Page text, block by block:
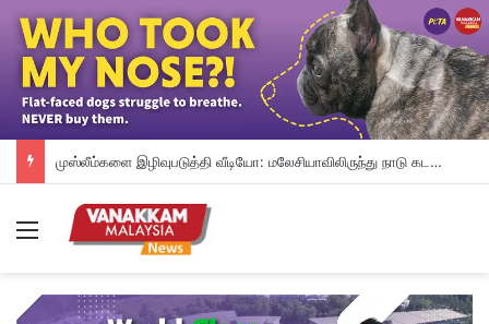
முஸ்லீம்களை இழிவுபடுத்தி வீடியோ: மலேசியாவிலிருந்து நாடு கடத்தப்பட்ட சிங்கப்பூரியர் கைது
Menu